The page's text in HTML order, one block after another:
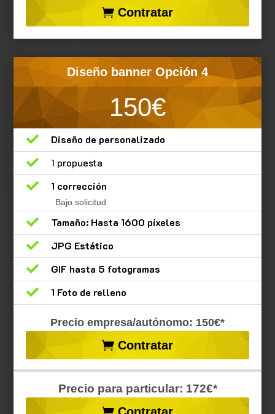
Contratar
Diseño banner Opción 4
150€

Diseño de personalizado

1 propuesta

1 corrección
Bajo solicitud

Tamaño: Hasta 1600 píxeles

JPG Estático

GIF hasta 5 fotogramas

1 Foto de relleno
Precio empresa/autónomo: 150€*
Contratar
Precio para particular: 172€*